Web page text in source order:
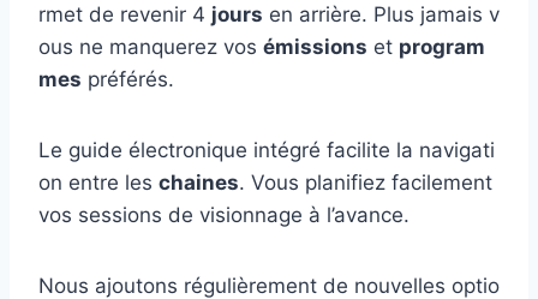
rmet de revenir 4 jours en arrière. Plus jamais v
ous ne manquerez vos émissions et program
mes préférés.
Le guide électronique intégré facilite la navigati
on entre les chaines. Vous planifiez facilement
vos sessions de visionnage à l’avance.
Nous ajoutons régulièrement de nouvelles optio